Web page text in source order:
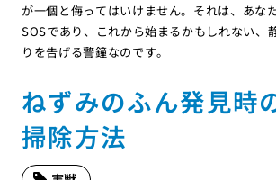
が一個と侮ってはいけません。それは、あな
SOSであり、これから始まるかもしれない、
りを告げる警鐘なのです。
ねずみのふん発見時
掃除方法